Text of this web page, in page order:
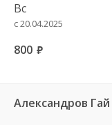
Вс
с 20.04.2025
800 руб.
Александров